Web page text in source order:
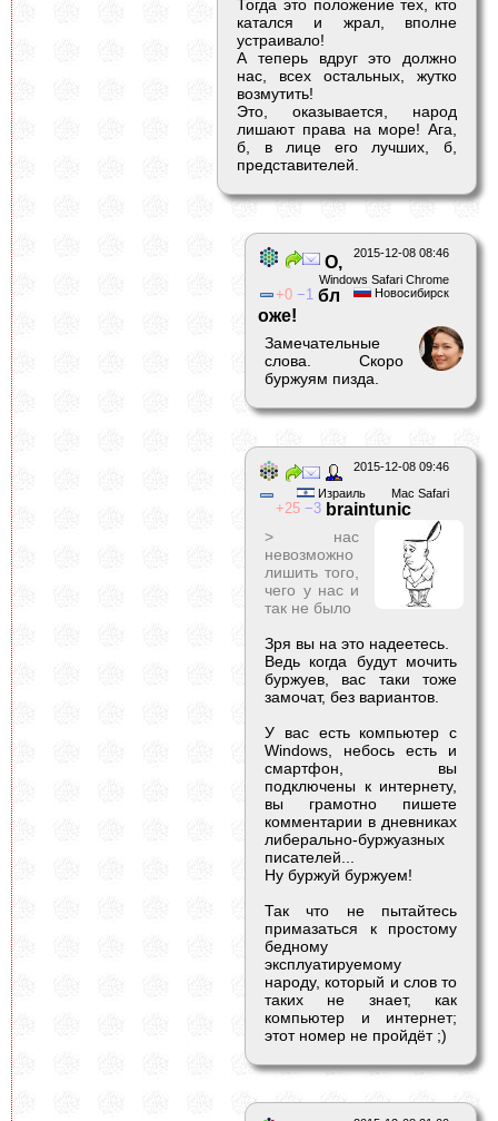
Тогда это положение тех, кто
катался и жрал, вполне
устраивало!
А теперь вдруг это должно
нас, всех остальных, жутко
возмутить!
Это, оказывается, народ
лишают права на море! Ага,
б, в лице его лучших, б,
представителей.
2015-12-08 08:46
Windows Safari Chrome
Новосибирск
0 1
О,
бл
оже!
Замечательные
слова. Скоро
буржуям пизда.
2015-12-08 09:46
Mac Safari
Израиль
25 3 braintunic
> нас
невозможно
лишить того,
чего у нас и
так не было
Зря вы на это надеетесь.
Ведь когда будут мочить
буржуев, вас таки тоже
замочат, без вариантов.
У вас есть компьютер с
Windows, небось есть и
смартфон, вы
подключены к интернету,
вы грамотно пишете
комментарии в дневниках
либерально-буржуазных
писателей...
Ну буржуй буржуем!
Так что не пытайтесь
примазаться к простому
бедному
эксплуатируемому
народу, который и слов то
таких не знает, как
компьютер и интернет;
этот номер не пройдёт ;)